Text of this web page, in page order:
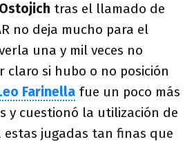
tras el llamado de
no deja mucho para el
una y mil veces no
claro si hubo o no posición
Farinella fue un poco más
y cuestionó la utilización de
jugadas tan finas que